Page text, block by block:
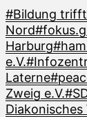
#Bildung
Nord
Harburg
e.V.
Laterne
Zweig e.V.
Diakonisches